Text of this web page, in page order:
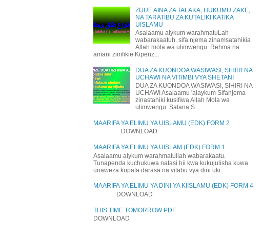
ZIJUE AINA ZA TALAKA, HUKUMU ZAKE,
NA TARATIBU ZA KUTALIKI KATIKA
UISLAMU
Asalaamu alykum warahmatuLah
wabarakaatuh. sifa njema zinamsatahikia
Allah mola wa ulimwengu. Rehma na
amani zimfikie Kipenz...
DUA ZA KUONDOA WASIWASI, SIHIRI NA
UCHAWI NA VITIMBI VYA SHETANI
DUA ZA KUONDOA WASIWASI, SIHIRI NA
UCHAWI Asalaamu 'alaykum Sifanjema
zinastahiki kusifiwa Allah Mola wa
ulimwengu. Salana S...
MAARIFA YA ELIMU YA UISLAMU (EDK) FORM 2
DOWNLOAD
MAARIFA YA ELIMU YA UISLAM (EDK) FORM 1
Asalaamu alykum warahmatullah wabarakaatu.
Tunapenda kuchukuwa nafasi hii kwa kukujulisha kuwa
unaweza kupata darasa na vitabu vya dini uki...
MAARIFA YA ELIMU YA DINI YA KIISLAMU (EDK) FORM 4
DOWNLOAD
THIS TIME TOMORROW PDF
DOWNLOAD